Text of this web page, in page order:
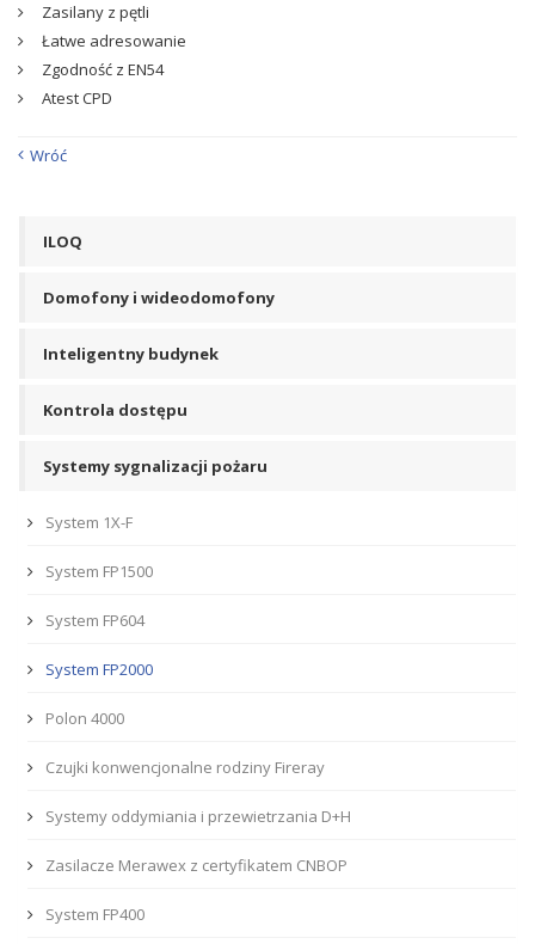
Zasilany z pętli
Łatwe adresowanie
Zgodność z EN54
Atest CPD
Wróć
ILOQ
Domofony i wideodomofony
Inteligentny budynek
Kontrola dostępu
Systemy sygnalizacji pożaru
System 1X-F
System FP1500
System FP604
System FP2000
Polon 4000
Czujki konwencjonalne rodziny Fireray
Systemy oddymiania i przewietrzania D+H
Zasilacze Merawex z certyfikatem CNBOP
System FP400